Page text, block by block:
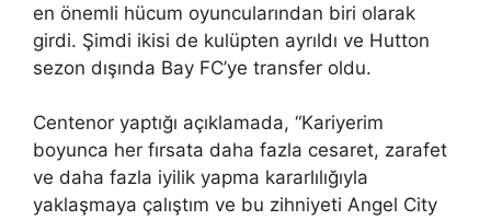
en önemli hücum oyuncularından biri olarak
girdi. Şimdi ikisi de kulüpten ayrıldı ve Hutton
sezon dışında Bay FC’ye transfer oldu.
Centenor yaptığı açıklamada, “Kariyerim
boyunca her fırsata daha fazla cesaret, zarafet
ve daha fazla iyilik yapma kararlılığıyla
yaklaşmaya çalıştım ve bu zihniyeti Angel City